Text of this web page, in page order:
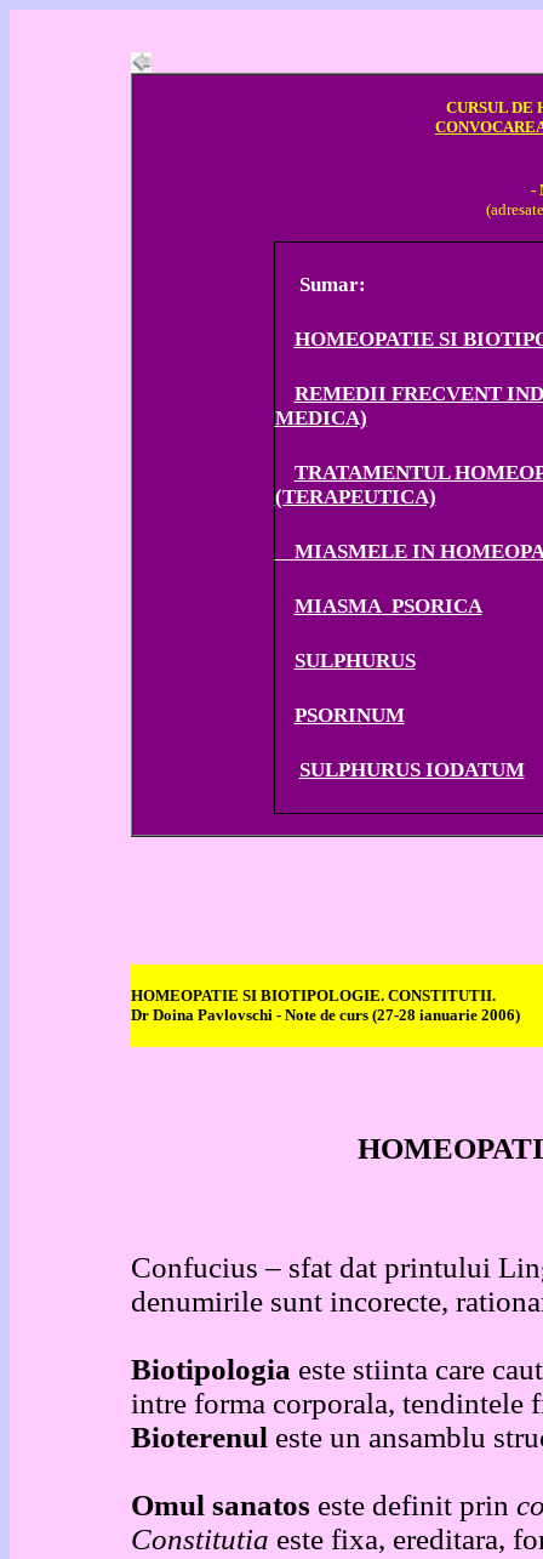
CURSUL DE
-
Sumar:
HOMEOPATIE SI
REMEDII FRECVENT
MEDICA)
TRATAMENTUL
(TERAPEUTICA)
MIASMELE IN
MIASMAPSORICA
SULPHURUS
PSORINUM
SULPHURUS IODATUM
HOMEOPATIE SI BIOTIPOLOGIE. CONSTITUTII.
Dr Doina Pavlovschi - Note de curs (27-28 ianuarie 2006)
Confucius – sfat dat printului
denumirile sunt incorecte,
Biotipologia este stiinta care
intre forma corporala,
Bioterenul este un ansamblu
Omul sanatos este definit prin
Constitutia este fixa, ereditara,